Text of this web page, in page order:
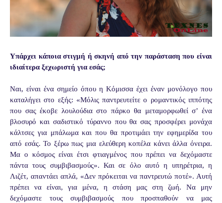
Υπάρχει κάποια στιγμή ή σκηνή από την παράσταση που είναι
ιδιαίτερα ξεχωριστή για εσάς;
Ναι, είναι ένα σημείο όπου η Κόμισσα έχει έναν μονόλογο που
καταλήγει στο εξής: «Μόλις παντρευτείτε ο ρομαντικός ιππότης
που σας έκοβε λουλούδια στο πάρκο θα μεταμορφωθεί σ’ ένα
βλοσυρό και σαδιστικό τύραννο που θα σας προσφέρει μονάχα
κάλτσες για μπάλωμα και που θα προτιμάει την εφημερίδα του
από εσάς. Το ξέρω πως μια ελεύθερη κοπέλα κάνει άλλα όνειρα.
Μα ο κόσμος είναι έτσι φτιαγμένος που πρέπει να δεχόμαστε
πάντα τους συμβιβασμούς». Και σε όλο αυτό η υπηρέτρια, η
Λιζέτ, απαντάει απλά, «Δεν πρόκειται να παντρευτώ ποτέ». Αυτή
πρέπει να είναι, για μένα, η στάση μας στη ζωή. Να μην
δεχόμαστε τους συμβιβασμούς που προσπαθούν να μας